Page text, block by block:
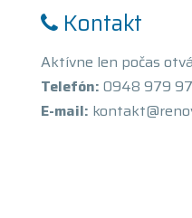
Kontakt
Aktívne len počas
Telefón: 0948 979
E-mail: